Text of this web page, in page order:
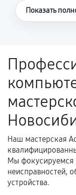
Что
Поломка
гарантии
Показать
Наш мастерская
Мы фокусируемся
неисправностей,
устройства.